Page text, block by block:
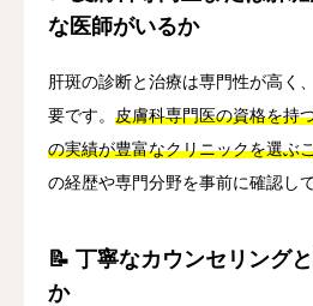
な医師がいるか
肝斑の診断と治療は専門性が高く
要です。 皮膚科専門医の資格を持
の実績が豊富なクリニックを選ぶ
の経歴や専門分野を事前に確認し
📝 丁寧なカウンセリング
か